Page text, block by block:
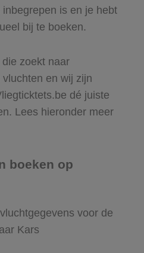
is en je hebt
bij te boeken.
zoekt naar
en wij zijn
dé juiste
Lees hieronder meer
boeken op
voor de
Kars